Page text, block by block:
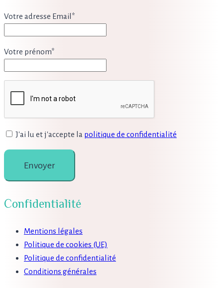
Votre adresse Email*
Votre prénom*
J'ai lu et j'accepte la politique de confidentialité
Confidentialité
Mentions légales
Politique de cookies (UE)
Politique de confidentialité
Conditions générales